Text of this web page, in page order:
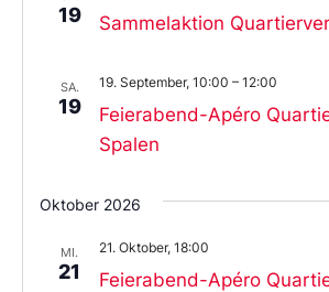
19 Sammelaktion
SA.
19
Feierabend-Apéro
Spalen
19. September, 10:00 – 12:00
Oktober 2026
MI.
21
Feierabend-Apéro
21. Oktober, 18:00